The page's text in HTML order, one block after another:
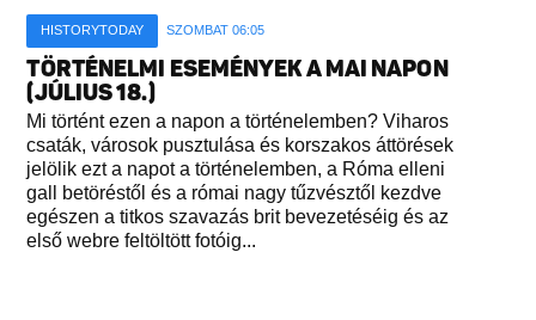
HISTORYTODAY SZOMBAT 06:05
TÖRTÉNELMI ESEMÉNYEK A MAI NAPON
(JÚLIUS 18.)
Mi történt ezen a napon a történelemben? Viharos
csaták, városok pusztulása és korszakos áttörések
jelölik ezt a napot a történelemben, a Róma elleni
gall betöréstől és a római nagy tűzvésztől kezdve
egészen a titkos szavazás brit bevezetéséig és az
első webre feltöltött fotóig...